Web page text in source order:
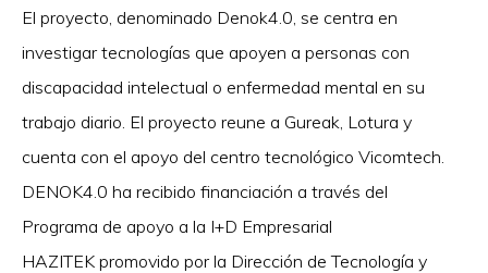
El proyecto, denominado Denok4.0, se centra en
investigar tecnologías que apoyen a personas con
discapacidad intelectual o enfermedad mental en su
trabajo diario. El proyecto reune a Gureak, Lotura y
cuenta con el apoyo del centro tecnológico Vicomtech.
DENOK4.0 ha recibido financiación a través del
Programa de apoyo a la I+D Empresarial
HAZITEK promovido por la Dirección de Tecnología y